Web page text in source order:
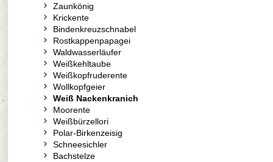
Zaunkönig
Krickente
Bindenkreuzschnabel
Rostkappenpapagei
Waldwasserläufer
Weißkehltaube
Weißkopfruderente
Wollkopfgeier
Weiß Nackenkranich
Moorente
Weißbürzellori
Polar-Birkenzeisig
Schneesichler
Bachstelze